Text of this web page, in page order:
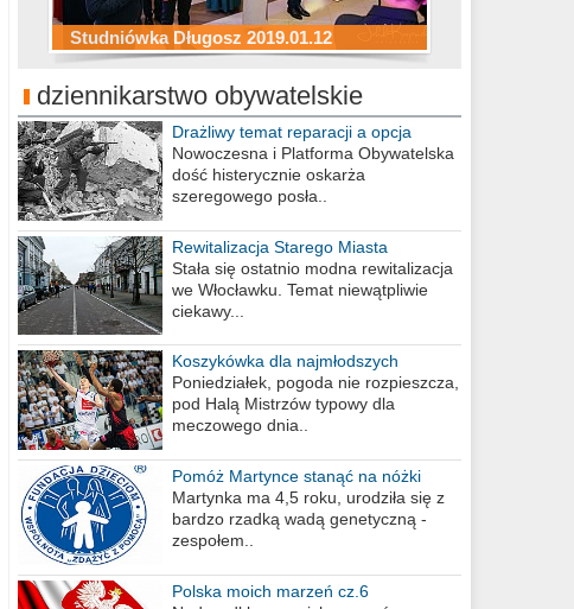
Studniówka Długosz 2019.01.12
ZS Budowlanych 2019.01.12
Studniówka LZK 2019.01.11
dziennikarstwo obywatelskie
Drażliwy temat reparacji a opcja
berlińska
Nowoczesna i Platforma Obywatelska
dość histerycznie oskarża
szeregowego posła..
Rewitalizacja Starego Miasta
Stała się ostatnio modna rewitalizacja
we Włocławku. Temat niewątpliwie
ciekawy...
Koszykówka dla najmłodszych
Poniedziałek, pogoda nie rozpieszcza,
pod Halą Mistrzów typowy dla
meczowego dnia..
Pomóż Martynce stanąć na nóżki
Martynka ma 4,5 roku, urodziła się z
bardzo rzadką wadą genetyczną -
zespołem..
Polska moich marzeń cz.6